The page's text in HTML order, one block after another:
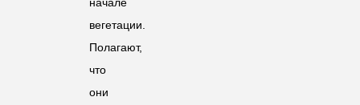
вегетации.
Полагают,
что
они